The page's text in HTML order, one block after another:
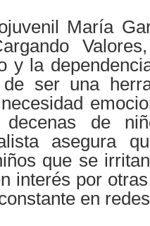
María
y la
ser una
de
asegura
que se
interés por
en